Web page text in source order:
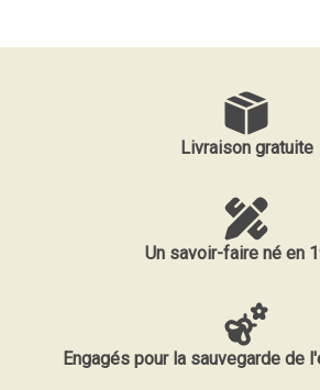
Livraison gratuite
Un savoir-faire né en
Engagés pour la sauvegarde de